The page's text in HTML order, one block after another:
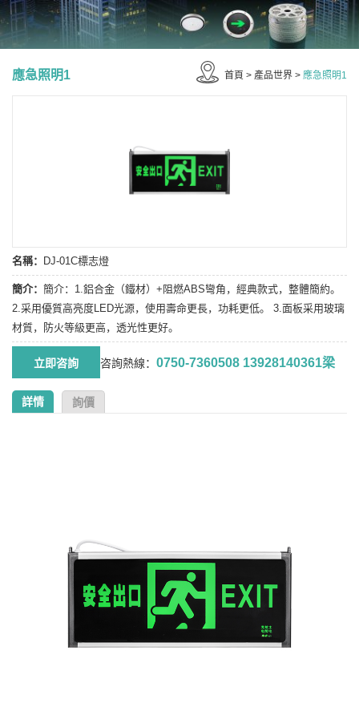
應急照明1 首頁 > 產品世界 > 應急照明1
名稱： DJ-01C標志燈
簡介： 簡介：1.鋁合金（鐵材）+阻燃ABS彎角，經典款式，整體簡約。
2.采用優質高亮度LED光源，使用壽命更長，功耗更低。 3.面板采用玻璃
材質，防火等級更高，透光性更好。
咨詢熱線： 0750-7360508 13928140361梁
詳情 詢價